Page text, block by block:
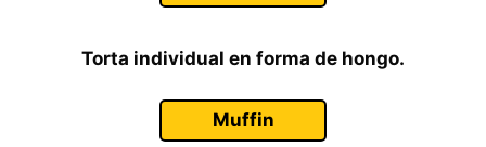
Torta individual en forma de hongo.
Muffin